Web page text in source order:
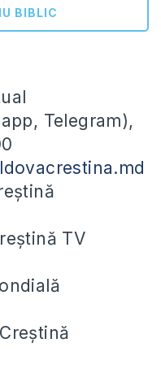
BIBLIC
Telegram),
TV